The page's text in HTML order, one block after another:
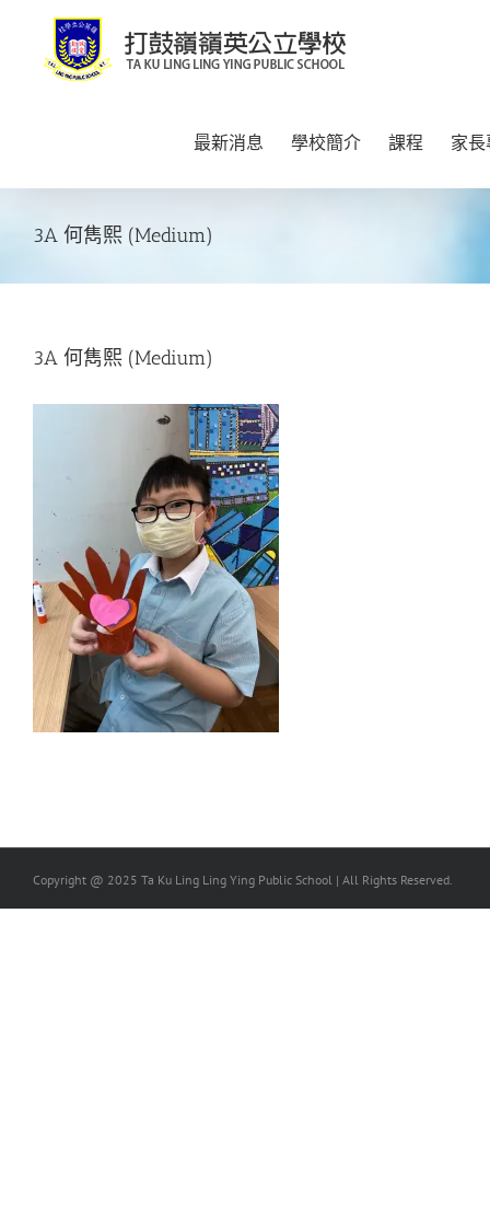
content
最新消息 學校簡介 課程 家
3A 何雋熙 (Medium)
3A 何雋熙 (Medium)
Copyright @ 2025 Ta Ku Ling Ling Ying Public School | All Rights Reserved.